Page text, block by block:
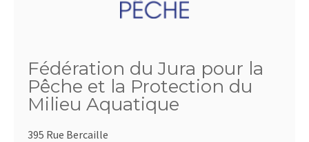
Fédération du Jura pour la
Pêche et la Protection du
Milieu Aquatique
395 Rue Bercaille